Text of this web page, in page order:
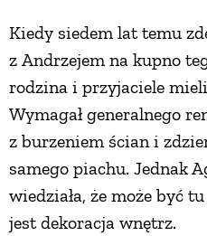
Kiedy siedem lat temu
z Andrzejem na kupno
rodzina i przyjaciele
Wymagał generalnego
z burzeniem ścian i
samego piachu. Jednak
wiedziała, że może być
jest dekoracja wnętrz.